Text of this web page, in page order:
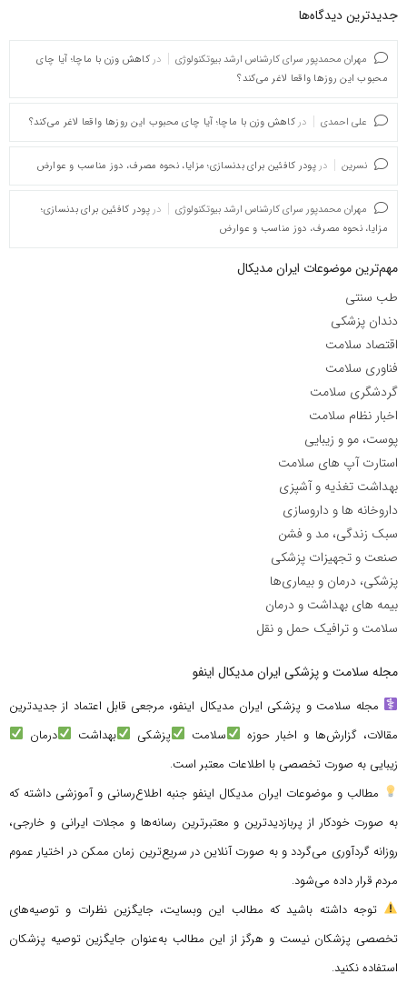
جدیدترین دیدگاه‌‌ها
مهران محمدپور سرای کارشناس ارشد بیوتکنولوژی در کاهش وزن با ماچا؛ آیا چای
محبوب این روزها واقعا لاغر می‌کند؟
علی احمدی در کاهش وزن با ماچا؛ آیا چای محبوب این روزها واقعا لاغر می‌کند؟
نسرین در پودر کافئین برای بدنسازی؛ مزایا، نحوه مصرف، دوز مناسب و عوارض
مهران محمدپور سرای کارشناس ارشد بیوتکنولوژی در پودر کافئین برای بدنسازی؛
مزایا، نحوه مصرف، دوز مناسب و عوارض
مهم‌ترین موضوعات ایران مدیکال
طب سنتی
دندان پزشکی
اقتصاد سلامت
فناوری سلامت
گردشگری سلامت
اخبار نظام سلامت
پوست، مو و زیبایی
استارت آپ های سلامت
بهداشت تغذیه و آشپزی
داروخانه ها و داروسازی
سبک زندگی، مد و فشن
صنعت و تجهیزات پزشکی
پزشکی، درمان و بیماری‌ها
بیمه های بهداشت و درمان
سلامت و ترافیک حمل و نقل
مجله سلامت و پزشکی ایران مدیکال اینفو
مجله سلامت و پزشکی ایران مدیکال اینفو، مرجعی قابل اعتماد از جدیدترین
مقالات، گزارش‌ها و اخبار حوزه
سلامت پزشکی بهداشت
درمان
زیبایی به صورت تخصصی با اطلاعات معتبر است.
مطالب و موضوعات ایران مدیکال اینفو جنبه اطلاع‌رسانی و آموزشی داشته که
به صورت خودکار از پربازدیدترین و معتبرترین رسانه‌ها و مجلات ایرانی و خارجی،
روزانه گردآوری می‌گردد و به صورت آنلاین در سریع‌ترین زمان ممکن در اختیار عموم
مردم قرار داده می‌شود.
توجه داشته باشید که مطالب این وبسایت، جایگزین نظرات و توصیه‌های
تخصصی پزشکان نیست و هرگز از این مطالب به‌عنوان جایگزین توصیه پزشکان
استفاده نکنید.